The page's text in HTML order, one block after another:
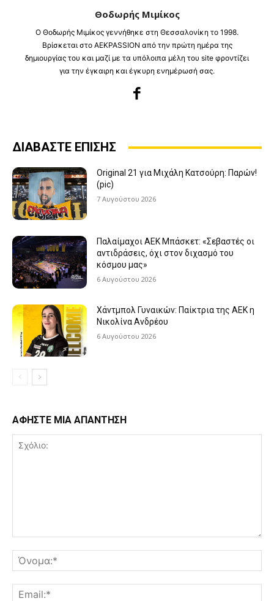
Θοδωρής Μιμίκος
Ο Θοδωρής Μιμίκος γεννήθηκε στη Θεσσαλονίκη το 1998.
Βρίσκεται στο AEKPASSION από την πρώτη ημέρα της
δημιουργίας του και μαζί με τα υπόλοιπα μέλη του site φροντίζει
για την έγκαιρη και έγκυρη ενημέρωσή σας.
ΔΙΑΒΑΣΤΕ ΕΠΙΣΗΣ
Original 21 για Μιχάλη Κατσούρη: Παρών!
(pic)
7 Αυγούστου 2026
Παλαίμαχοι ΑΕΚ Μπάσκετ: «Σεβαστές οι
αντιδράσεις, όχι στον διχασμό του
κόσμου μας»
6 Αυγούστου 2026
Χάντμπολ Γυναικών: Παίκτρια της ΑΕΚ η
Νικολίνα Ανδρέου
6 Αυγούστου 2026
ΑΦΗΣΤΕ ΜΙΑ ΑΠΑΝΤΗΣΗ